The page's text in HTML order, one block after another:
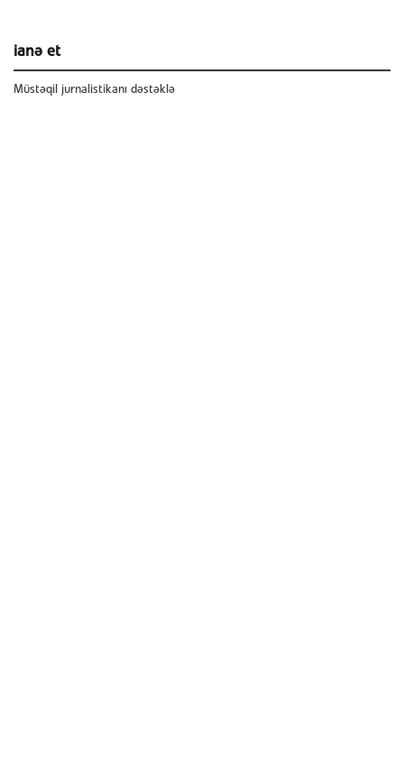
ianə et
Müstəqil jurnalistikanı dəstəklə